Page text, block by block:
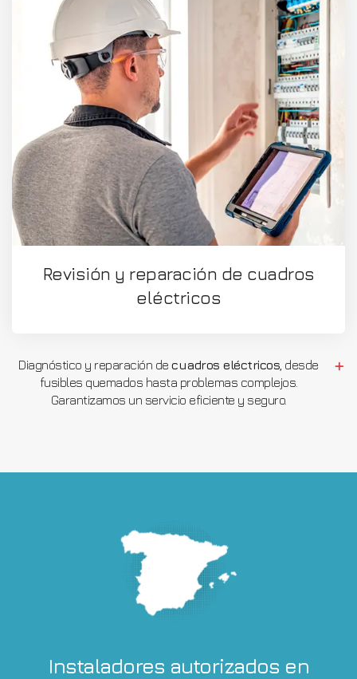
Revisión y reparación de cuadros
eléctricos
Diagnóstico y reparación decuadros eléctricos , desde
fusibles quemados hasta problemas complejos.
Garantizamos un servicio eficiente y seguro.
Instaladores autorizados en